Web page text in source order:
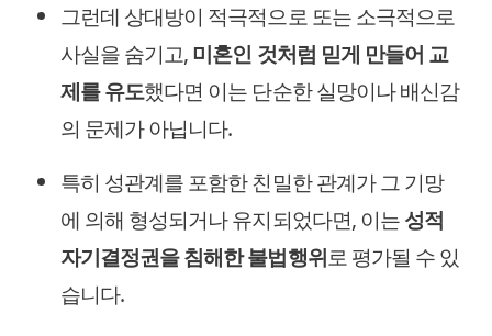
그런데 상대방이 적극적으로 또는 소극적으로
사실을 숨기고,미혼인 것처럼 믿게 만들어 교
제를 유도했다면 이는 단순한 실망이나 배신감
의 문제가 아닙니다.
특히 성관계를 포함한 친밀한 관계가 그 기망
에 의해 형성되거나 유지되었다면, 이는성적
자기결정권을 침해한 불법행위로 평가될 수 있
습니다.